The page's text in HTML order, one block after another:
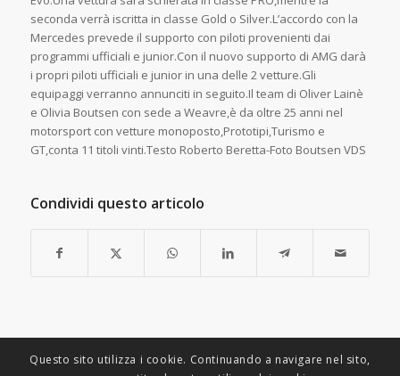
seconda verrà iscritta in classe Gold o Silver.L’accordo con la
Mercedes prevede il supporto con piloti provenienti dai
programmi ufficiali e junior.Con il nuovo supporto di AMG darà
i propri piloti ufficiali e junior in una delle 2 vetture.Gli
equipaggi verranno annunciti in seguito.Il team di Oliver Lainè
e Olivia Boutsen con sede a Weavre,è da oltre 25 anni nel
motorsport con vetture monoposto,Prototipi,Turismo e
GT,conta 11 titoli vinti.Testo Roberto Beretta-Foto Boutsen VDS
Condividi questo articolo
Questo sito utilizza i cookie. Continuando a navigare nel sito,